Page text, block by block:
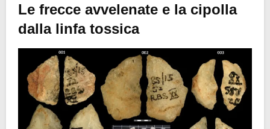
Le frecce avvelenate e la cipolla
dalla linfa tossica